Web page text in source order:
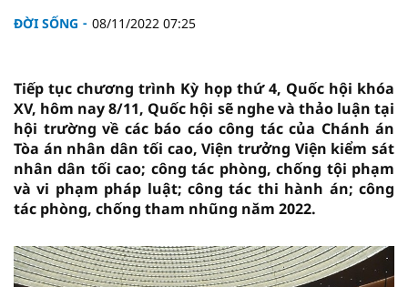
ĐỜI SỐNG 08/11/2022 07:25
Tiếp tục chương trình Kỳ họp thứ 4, Quốc hội khóa
XV, hôm nay 8/11, Quốc hội sẽ nghe và thảo luận tại
hội trường về các báo cáo công tác của Chánh án
Tòa án nhân dân tối cao, Viện trưởng Viện kiểm sát
nhân dân tối cao; công tác phòng, chống tội phạm
và vi phạm pháp luật; công tác thi hành án; công
tác phòng, chống tham nhũng năm 2022.